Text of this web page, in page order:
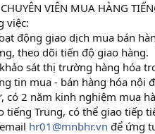
VIÊN MUA HÀNG
việc:
động giao dịch mua bán
theo dõi tiến độ giao hàng.
sát thị trường hàng hóa
tin mua - bán hàng hóa nội
có 2 năm kinh nghiệm mua
tiếng Trung, có thể giao tiếp
hr01@mnbhr.vn để ứng